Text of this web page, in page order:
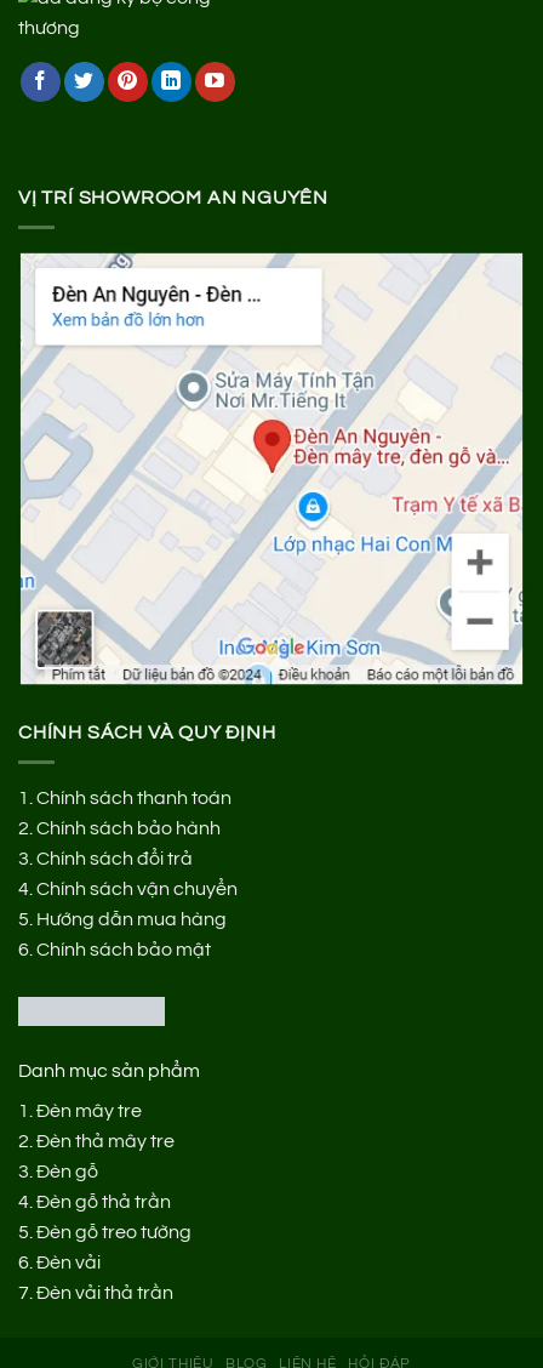
VỊ TRÍ SHOWROOM AN NGUYÊN
CHÍNH SÁCH VÀ QUY ĐỊNH
1. Chính sách thanh toán
2. Chính sách bảo hành
3. Chính sách đổi trả
4. Chính sách vận chuyển
5. Hướng dẫn mua hàng
6. Chính sách bảo mật
Danh mục sản phẩm
1. Đèn mây tre
2. Đèn thả mây tre
3. Đèn gỗ
4. Đèn gỗ thả trần
5. Đèn gỗ treo tường
6. Đèn vải
7. Đèn vải thả trần
GIỚI THIỆU BLOG LIÊN HỆ HỎI ĐÁP